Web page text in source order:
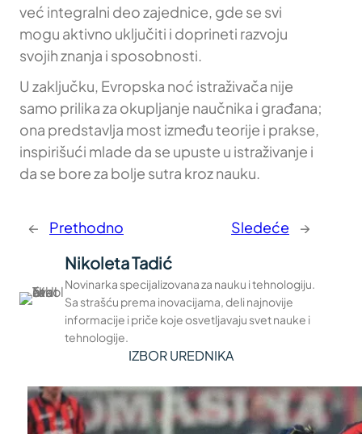
već integralni deo zajednice, gde se svi
mogu aktivno uključiti i doprineti razvoju
svojih znanja i sposobnosti.
U zaključku, Evropska noć istraživača nije
samo prilika za okupljanje naučnika i građana;
ona predstavlja most između teorije i prakse,
inspirišući mlade da se upuste u istraživanje i
da se bore za bolje sutra kroz nauku.
← Prethodno Sledeće →
Nikoleta Tadić
Novinarka specijalizovana za nauku i tehnologiju.
Sa strašću prema inovacijama, deli najnovije
informacije i priče koje osvetljavaju svet nauke i
tehnologije.
IZBOR UREDNIKA